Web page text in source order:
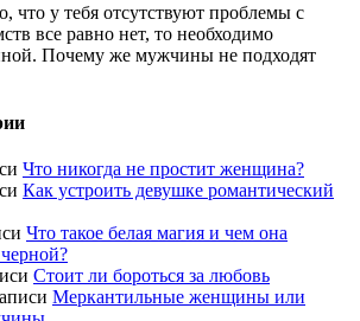
что у тебя отсутствуют проблемы с
все равно нет, то необходимо
Почему же мужчины не подходят
Что никогда не простит женщина?
Как устроить девушке романтический
Что такое белая магия и чем она
Стоит ли бороться за любовь
Меркантильные женщины или